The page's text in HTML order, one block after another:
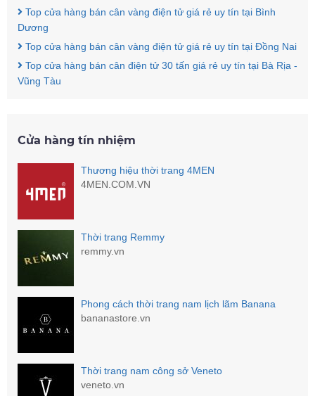
Top cửa hàng bán cân vàng điện tử giá rẻ uy tín tại Bình
Dương
Top cửa hàng bán cân vàng điện tử giá rẻ uy tín tại Đồng Nai
Top cửa hàng bán cân điện tử 30 tấn giá rẻ uy tín tại Bà Rịa -
Vũng Tàu
Cửa hàng tín nhiệm
Thương hiệu thời trang 4MEN
4MEN.COM.VN
Thời trang Remmy
remmy.vn
Phong cách thời trang nam lịch lãm Banana
bananastore.vn
Thời trang nam công sở Veneto
veneto.vn